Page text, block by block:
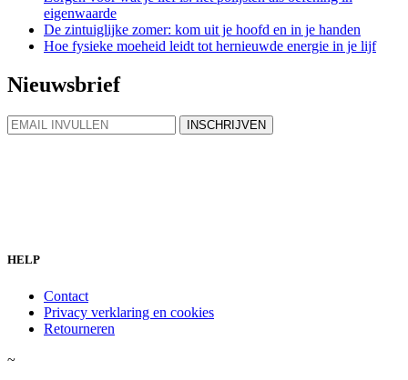
eigenwaarde
De zintuiglijke zomer: kom uit je hoofd en in je handen
Hoe fysieke moeheid leidt tot hernieuwde energie in je lijf
Nieuwsbrief
HELP
Contact
Privacy verklaring en cookies
Retourneren
~